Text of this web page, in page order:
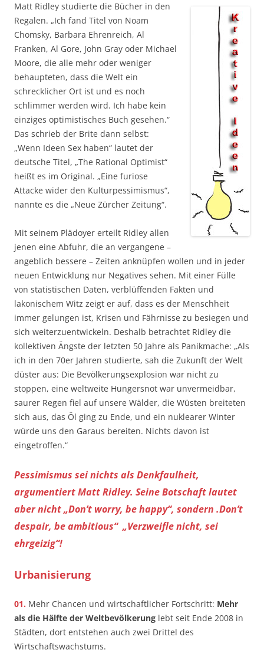
Matt Ridley studierte die Bücher in den
Regalen. „Ich fand Titel von Noam
Chomsky, Barbara Ehrenreich, Al
Franken, Al Gore, John Gray oder Michael
Moore, die alle mehr oder weniger
behaupteten, dass die Welt ein
schrecklicher Ort ist und es noch
schlimmer werden wird. Ich habe kein
einziges optimistisches Buch gesehen.“
Das schrieb der Brite dann selbst:
„Wenn Ideen Sex haben“ lautet der
deutsche Titel, „The Rational Optimist“
heißt es im Original. „Eine furiose
Attacke wider den Kulturpessimismus“,
nannte es die „Neue Zürcher Zeitung“.
Mit seinem Plädoyer erteilt Ridley allen
jenen eine Abfuhr, die an vergangene –
angeblich bessere – Zeiten anknüpfen wollen und in jeder
neuen Entwicklung nur Negatives sehen. Mit einer Fülle
von statistischen Daten, verblüffenden Fakten und
lakonischem Witz zeigt er auf, dass es der Menschheit
immer gelungen ist, Krisen und Fährnisse zu besiegen und
sich weiterzuentwickeln. Deshalb betrachtet Ridley die
kollektiven Ängste der letzten 50 Jahre als Panikmache: „Als
ich in den 70er­ Jahren studierte, sah die Zukunft der Welt
düster aus: Die Bevölkerungsexplosion war nicht zu
stoppen, eine weltweite Hungersnot war unvermeidbar,
saurer Regen fiel auf unsere Wälder, die Wüsten breiteten
sich aus, das Öl ging zu Ende, und ein nuklearer Winter
würde uns den Garaus bereiten. Nichts davon ist
eingetroffen.“
Pessimismus sei nichts als Denkfaulheit,
argumentiert Matt Ridley. Seine Botschaft lautet
aber nicht „Don’t worry, be happy“, sondern .Don’t
despair, be ambitious“ ­ „Verzweifle nicht, sei
ehrgeizig“!
Urbanisierung
01. Mehr Chancen und wirtschaftlicher Fortschritt: Mehr
als die Hälfte der Weltbevölkerung lebt seit Ende 2008 in
Städten, dort entstehen auch zwei Drittel des
Wirtschaftswachstums.